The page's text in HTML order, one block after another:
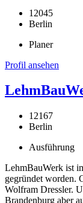
12045
Berlin
Planer
Profil ansehen
12167
Berlin
Ausführung
LehmBauWerk ist
gegründet worden.
Wolfram Dressler.
Brandenburg aber